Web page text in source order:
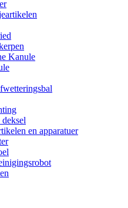
Kanule
en apparatuer